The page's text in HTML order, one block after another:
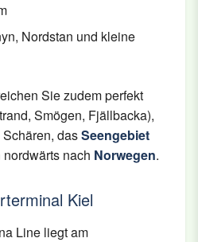
Nordstan und kleine
Sie zudem perfekt
Smögen, Fjällbacka),
dasSeengebiet
nach Norwegen.
Kiel
Line liegt am